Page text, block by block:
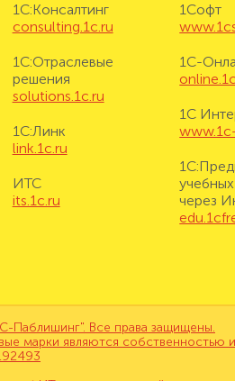
1С:Консалтинг
consulting.1c.ru
1С:Отраслевые
решения
solutions.1c.ru
1С:Линк
link.1c.ru
ИТС
its.1c.ru
1Софт
1С-
1С
через
Все права защищены.
марки являются собственностью